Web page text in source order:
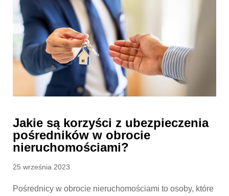
Jakie są korzyści z ubezpieczenia
pośredników w obrocie
nieruchomościami?
Posted
25 września 2023
Pośrednicy w obrocie nieruchomościami to osoby, które